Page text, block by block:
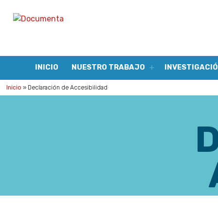
acción
la
INICIO NUESTRO TRABAJO
Abrir
el
Inicio » Declaración de Accesibilidad